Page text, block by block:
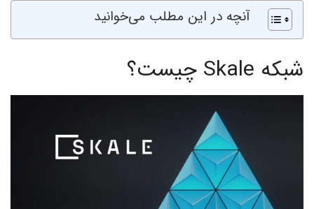
آنچه در این مطلب می‌خوانید
شبکه Skale‌ چیست؟